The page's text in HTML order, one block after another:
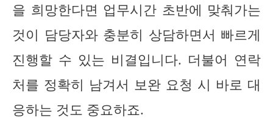
을 희망한다면 업무시간 초반에 맞춰가는
것이 담당자와 충분히 상담하면서 빠르게
진행할 수 있는 비결입니다. 더불어 연락
처를 정확히 남겨서 보완 요청 시 바로 대
응하는 것도 중요하죠.